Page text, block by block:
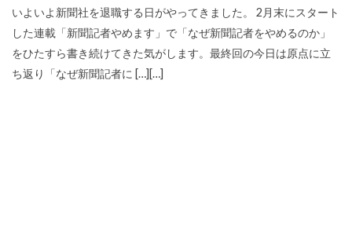
いよいよ新聞社を退職する日がやってきました。 2月末にスタート
した連載「新聞記者やめます」で「なぜ新聞記者をやめるのか」
をひたすら書き続けてきた気がします。最終回の今日は原点に立
ち返り「なぜ新聞記者に […][…]